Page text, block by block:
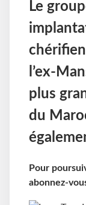
Le
l’ex-
plus
du
Pour
abonnez-